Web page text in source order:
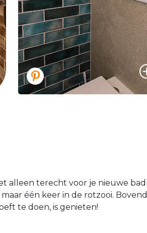
alleen terecht voor je nieuwe
één keer in de rotzooi.
te doen, is genieten!